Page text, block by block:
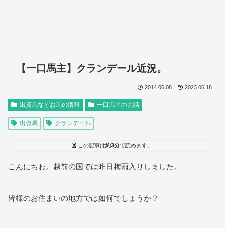
【一口馬主】クランデール近況。
2014.06.08 2023.06.18
出資馬などお馬の情報 一口馬主のお話
出資馬 クランデール
この記事は約3分で読めます。
こんにちわ。越前の国では昨日梅雨入りしました。
皆様のお住まいの地方では如何でしょうか？